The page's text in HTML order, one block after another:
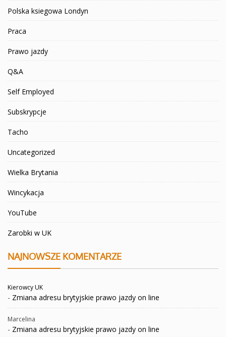
Polska ksiegowa Londyn
Praca
Prawo jazdy
Q&A
Self Employed
Subskrypcje
Tacho
Uncategorized
Wielka Brytania
Wincykacja
YouTube
Zarobki w UK
NAJNOWSZE KOMENTARZE
Kierowcy UK
- Zmiana adresu brytyjskie prawo jazdy on line
Marcelina
- Zmiana adresu brytyjskie prawo jazdy on line